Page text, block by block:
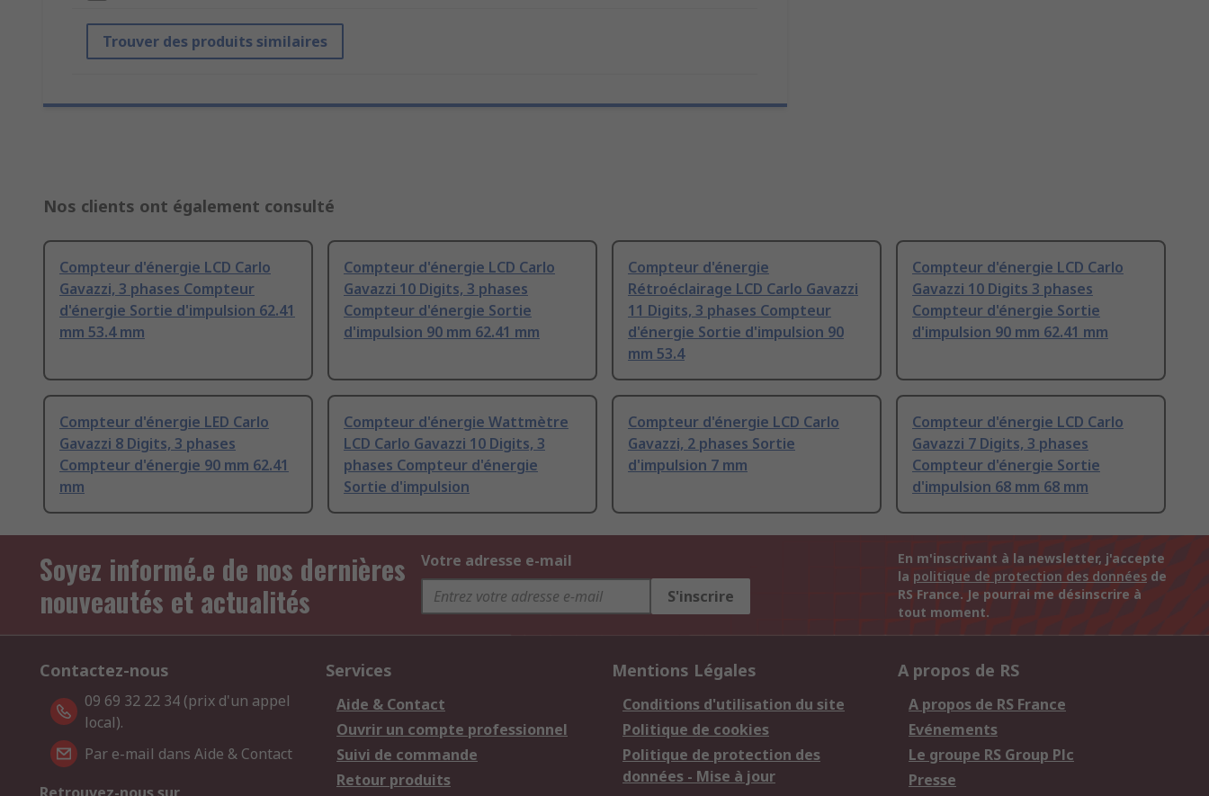
Trouver des produits similaires
Nos clients ont également consulté
Compteur d'énergie LCD Carlo
Gavazzi, 3 phases Compteur
d'énergie Sortie d'impulsion 62.41
mm 53.4 mm
Compteur d'énergie LCD Carlo
Gavazzi 10 Digits, 3 phases
Compteur d'énergie Sortie
d'impulsion 90 mm 62.41 mm
Compteur d'énergie
Rétroéclairage LCD Carlo Gavazzi
11 Digits, 3 phases Compteur
d'énergie Sortie d'impulsion 90
mm 53.4
Compteur d'énergie LCD Carlo
Gavazzi 10 Digits 3 phases
Compteur d'énergie Sortie
d'impulsion 90 mm 62.41 mm
Compteur d'énergie LED Carlo
Gavazzi 8 Digits, 3 phases
Compteur d'énergie 90 mm 62.41
mm
Compteur d'énergie Wattmètre
LCD Carlo Gavazzi 10 Digits, 3
phases Compteur d'énergie
Sortie d'impulsion
Compteur d'énergie LCD Carlo
Gavazzi, 2 phases Sortie
d'impulsion 7 mm
Compteur d'énergie LCD Carlo
Gavazzi 7 Digits, 3 phases
Compteur d'énergie Sortie
d'impulsion 68 mm 68 mm
Soyez informé.e de nos dernières
nouveautés et actualités
Votre adresse e-mail
S'inscrire
En m'inscrivant à la newsletter, j'accepte
la politique de protection des données de
RS France. Je pourrai me désinscrire à
tout moment.
Contactez-nous
09 69 32 22 34 (prix d'un appel
local).
Par e-mail dans Aide & Contact
Services
Aide & Contact
Ouvrir un compte professionnel
Suivi de commande
Retour produits
Mentions Légales
Conditions d'utilisation du site
Politique de cookies
Politique de protection des
données - Mise à jour
A propos de RS
A propos de RS France
Evénements
Le groupe RS Group Plc
Presse